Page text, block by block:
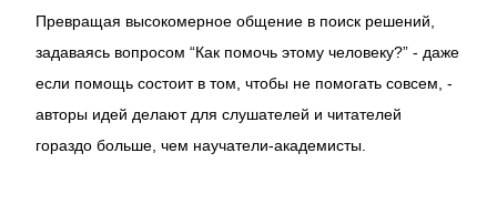
Превращая высокомерное общение в поиск решений,
задаваясь вопросом “Как помочь этому человеку?” - даже
если помощь состоит в том, чтобы не помогать совсем, -
авторы идей делают для слушателей и читателей
гораздо больше, чем научатели-академисты.